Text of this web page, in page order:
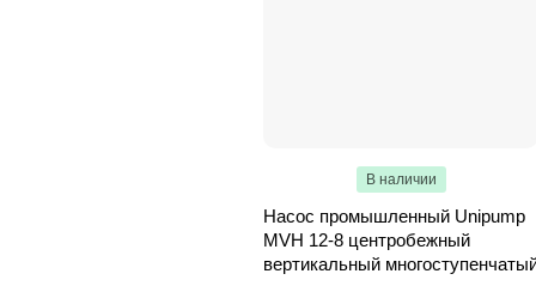
В наличии
Насос промышленный Unipump
MVH 12-8 центробежный
вертикальный